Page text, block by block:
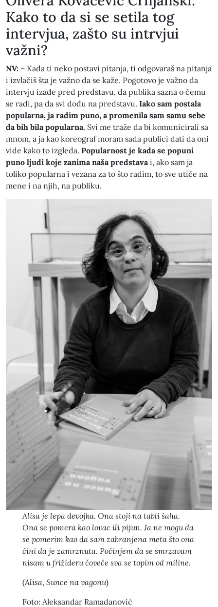
Kako to da si se setila tog
intervjua, zašto su intrvjui
važni?
NV: – Kada ti neko postavi pitanja, ti odgovaraš na pitanja
i izvlačiš šta je važno da se kaže. Pogotovo je važno da
intervju izađe pred predstavu, da publika sazna o čemu
se radi, pa da svi dođu na predstavu. Iako sam postala
popularna, ja radim puno, a promenila sam samu sebe
da bih bila popularna. Svi me traže da bi komunicirali sa
mnom, a ja kao koreograf moram sada publici dati da oni
vide kako to izgleda. Popularnost je kada se popuni
puno ljudi koje zanima naša predstava i, ako sam ja
toliko popularna i vezana za to što radim, to sve utiče na
mene i na njih, na publiku.
Alisa je lepa devojka. Ona stoji na tabli šaha.
Ona se pomera kao lovac ili pijun. Ja ne mogu da
se pomerim kao da sam zabranjena meta što ona
čini da je zamrznuta. Počinjem da se smrzavam
nisam u frižideru čoveče sva se topim od miline.
(Alisa, Sunce na vagonu)
Foto: Aleksandar Ramadanović